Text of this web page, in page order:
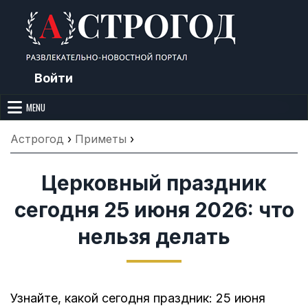
content
Войти
Астрогод: Праздники сегодня,
Лунный календарь, Приметы,
Что нельзя делать, Гороскопы и
Сонник
приметы, точный гороскоп и толкование снов. Читайте, что можно и
MENU
Астрогод › Приметы ›
Церковный праздник
сегодня 25 июня 2026: что
нельзя делать
Узнайте, какой сегодня праздник: 25 июня